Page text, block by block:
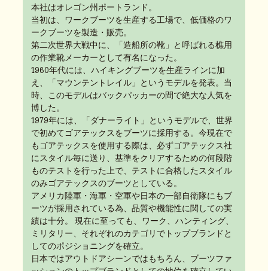
本社はオレゴン州ポートランド。
当初は、ワークブーツを生産する工場で、低価格のワ
ークブーツを製造・販売。
第二次世界大戦中に、「造船所の靴」と呼ばれる樵用
の作業靴メーカーとして有名になった。
1960年代には、ハイキングブーツを生産ラインに加
え、「マウンテントレイル」というモデルを発表。当
時、このモデルはバックパッカーの間で絶大な人気を
博した。
1979年には、「ダナーライト」というモデルで、世界
で初めてゴアテックスをブーツに採用する。今現在で
もゴアテックスを使用する際は、必ずゴアテックス社
にスタイル毎に送り、基準をクリアするための何段階
ものテストを行った上で、テストに合格したスタイル
のみゴアテックスのブーツとしている。
アメリカ陸軍・海軍・空軍や日本の一部自衛隊にもブ
ーツが採用されている為、品質や機能性に関しての実
績は十分。 現在に至っても、ワーク、ハンティング、
ミリタリー、それぞれのカテゴリでトップブランドと
してのポジショニングを確立。
日本ではアウトドアシーンではもちろん、ブーツファ